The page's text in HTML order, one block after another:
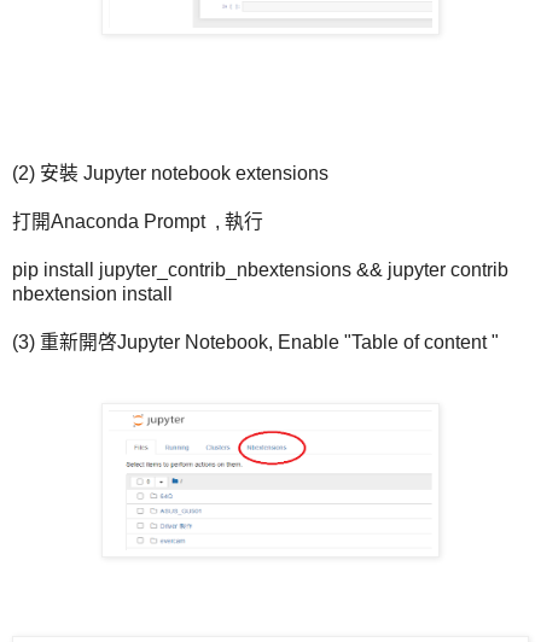
(2) 安裝 Jupyter notebook extensions
打開Anaconda Prompt , 執行
pip install jupyter_contrib_nbextensions && jupyter contrib
nbextension install
(3) 重新開啓Jupyter Notebook, Enable "Table of content "